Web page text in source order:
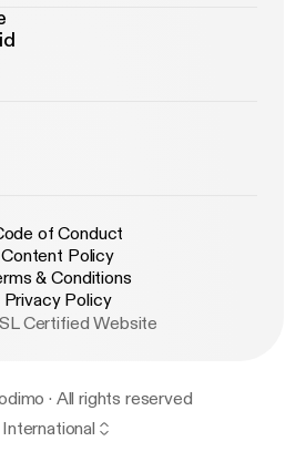
of Conduct
Content Policy
& Conditions
Privacy Policy
Certified Website
· All rights reserved
International